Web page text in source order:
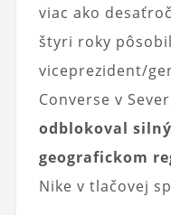
viac ako
štyri roky
viceprezident/
Converse v
odblokoval
geografickom
Nike v tlačovej